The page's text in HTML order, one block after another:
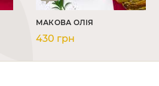
МАКОВА ОЛІЯ
430 грн